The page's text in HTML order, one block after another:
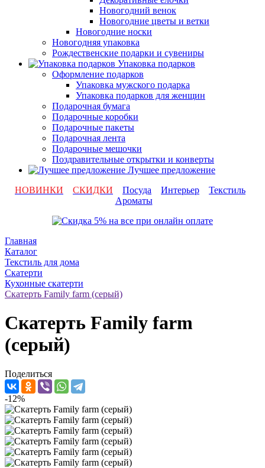
Новогодний венок
Новогодние цветы и ветки
Новогодние носки
Новогодняя упаковка
Рождественские подарки и сувениры
Упаковка подарков
Оформление подарков
Упаковка мужского подарка
Упаковка подарков для женщин
Подарочная бумага
Подарочные коробки
Подарочные пакеты
Подарочная лента
Подарочные мешочки
Поздравительные открытки и конверты
Лучшее предложение
НОВИНКИ
СКИДКИ Посуда Интерьер
Текстиль
Ароматы
Главная
Каталог
Текстиль для дома
Скатерти
Кухонные скатерти
Скатерть Family farm (серый)
Скатерть Family farm
(серый)
Поделиться
-12%